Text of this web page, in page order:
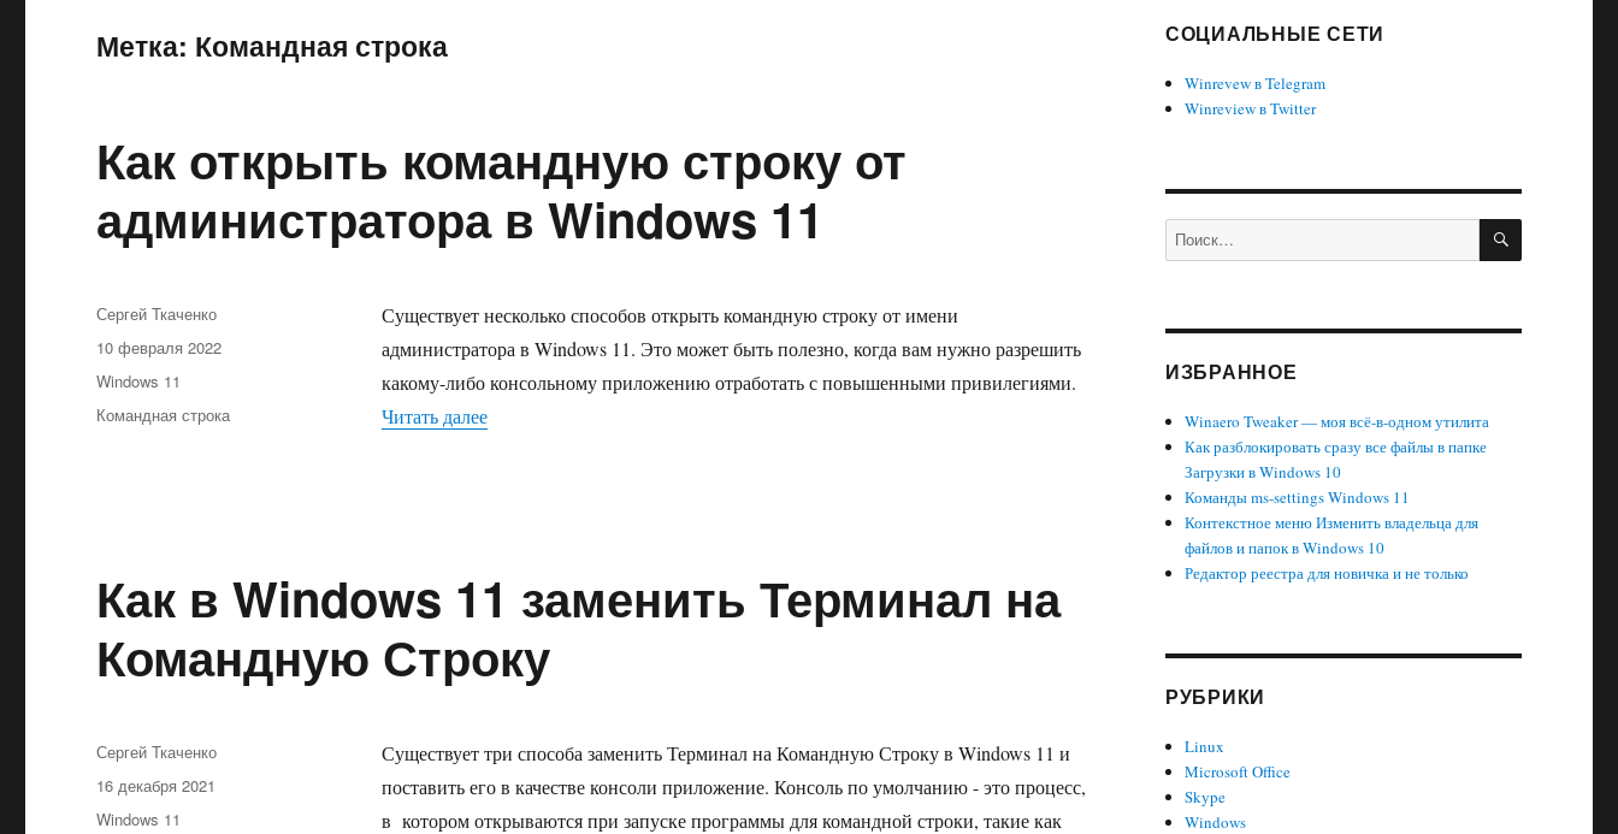
Метка: Командная строка
Как открыть командную строку от
администратора в Windows 11
Существует несколько способов открыть командную строку от имени
администратора в Windows 11. Это может быть полезно, когда вам нужно разрешить
какому-либо консольному приложению отработать с повышенными привилегиями.
Читать далее«Как открыть командную строку от администратора в Windows 11»
Автор
Сергей Ткаченко
Опубликовано
10 февраля 2022
Рубрики
Windows 11
Метки
Командная строка
Как в Windows 11 заменить Терминал на
Командную Строку
Существует три способа заменить Терминал на Командную Строку в Windows 11 и
поставить его в качестве консоли приложение. Консоль по умолчанию - это процесс,
в котором открываются при запуске программы для командной строки, такие как
Автор
Сергей Ткаченко
Опубликовано
16 декабря 2021
Рубрики
Windows 11
СОЦИАЛЬНЫЕ СЕТИ
Winrevew в Telegram
Winreview в Twitter
Искать: ПОИСК
ИЗБРАННОЕ
Winaero Tweaker — моя всё-в-одном утилита
Как разблокировать сразу все файлы в папке
Загрузки в Windows 10
Команды ms-settings Windows 11
Контекстное меню Изменить владельца для
файлов и папок в Windows 10
Редактор реестра для новичка и не только
РУБРИКИ
Linux
Microsoft Office
Skype
Windows